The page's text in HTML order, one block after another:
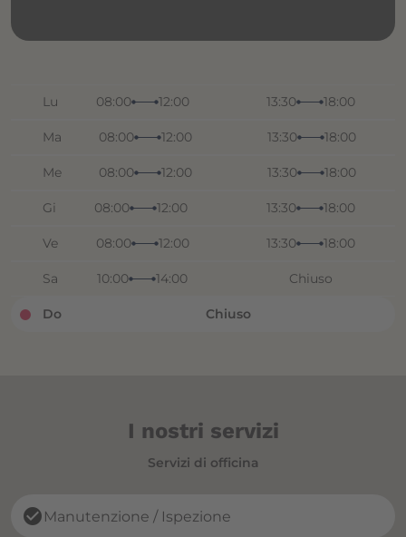
Lu 08:00 12:00 13:30 18:00
Ma 08:00 12:00 13:30 18:00
Me 08:00 12:00 13:30 18:00
Gi 08:00 12:00 13:30 18:00
Ve 08:00 12:00 13:30 18:00
Sa 10:00 14:00 Chiuso
Do Chiuso
I nostri servizi
Servizi di officina
check_circle Manutenzione / Ispezione